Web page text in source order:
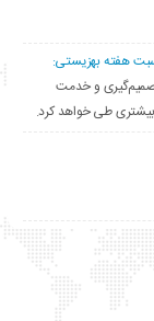
هفته بهزیستی:
و خدمت
بیشتری طی خواهد کرد.